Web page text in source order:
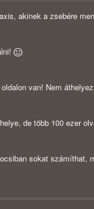
akinek a zsebére
van! Nem
de több 100 ezer
sokat számíthat,